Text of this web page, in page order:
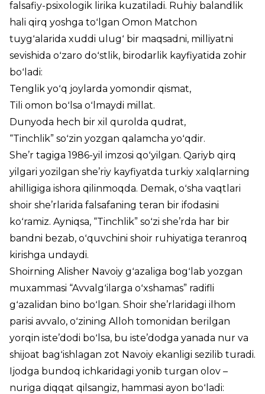
falsafiy-psixologik lirika kuzatiladi. Ruhiy balandlik
hali qirq yoshga toʻlgan Omon Matchon
tuygʻalarida xuddi ulugʻ bir maqsadni, milliyatni
sevishida oʻzaro doʻstlik, birodarlik kayfiyatida zohir
boʻladi:
Tenglik yoʻq joylarda yomondir qismat,
Tili omon boʻlsa oʻlmaydi millat.
Dunyoda hech bir xil qurolda qudrat,
“Tinchlik” soʻzin yozgan qalamcha yoʻqdir.
She’r tagiga 1986-yil imzosi qoʻyilgan. Qariyb qirq
yilgari yozilgan she’riy kayfiyatda turkiy xalqlarning
ahilligiga ishora qilinmoqda. Demak, oʻsha vaqtlari
shoir she’rlarida falsafaning teran bir ifodasini
koʻramiz. Ayniqsa, “Tinchlik” soʻzi she’rda har bir
bandni bezab, oʻquvchini shoir ruhiyatiga teranroq
kirishga undaydi.
Shoirning Alisher Navoiy gʻazaliga bogʻlab yozgan
muxammasi “Avvalgʻilarga oʻxshamas” radifli
gʻazalidan bino boʻlgan. Shoir she’rlaridagi ilhom
parisi avvalo, oʻzining Alloh tomonidan berilgan
yorqin iste’dodi boʻlsa, bu iste’dodga yanada nur va
shijoat bagʻishlagan zot Navoiy ekanligi sezilib turadi.
Ijodga bundoq ichkaridagi yonib turgan olov –
nuriga diqqat qilsangiz, hammasi ayon boʻladi: